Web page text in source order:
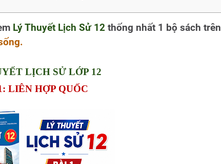
Lý Thuyết Lịch Sử 12thống nhất 1 bộ sách trên
LỊCH SỬ LỚP 12
LIÊN HỢP QUỐC